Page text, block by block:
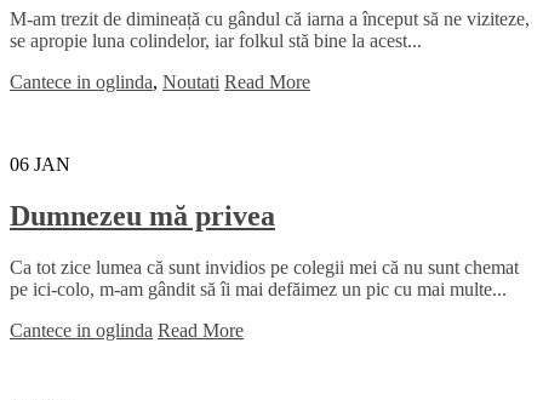
M-am trezit de dimineață cu gândul că iarna a început să ne viziteze,
se apropie luna colindelor, iar folkul stă bine la acest...
Cantece in oglinda, Noutati Read More
06 JAN
Dumnezeu mă privea
Ca tot zice lumea că sunt invidios pe colegii mei că nu sunt chemat
pe ici-colo, m-am gândit să îi mai defăimez un pic cu mai multe...
Cantece in oglinda Read More